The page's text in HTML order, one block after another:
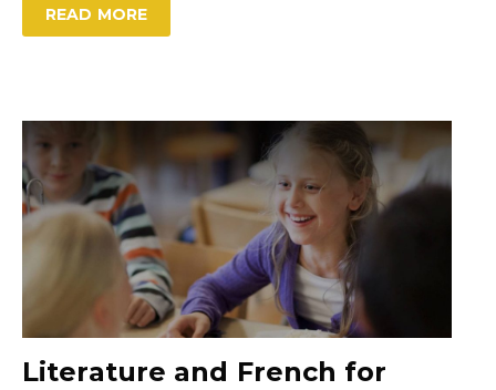
READ MORE
Literature and French for